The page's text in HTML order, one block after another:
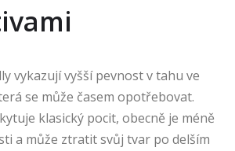
vykazují vyšší pevnost v tahu ve
se může časem opotřebovat.
klasický pocit, obecně je méně
a může ztratit svůj tvar po delším